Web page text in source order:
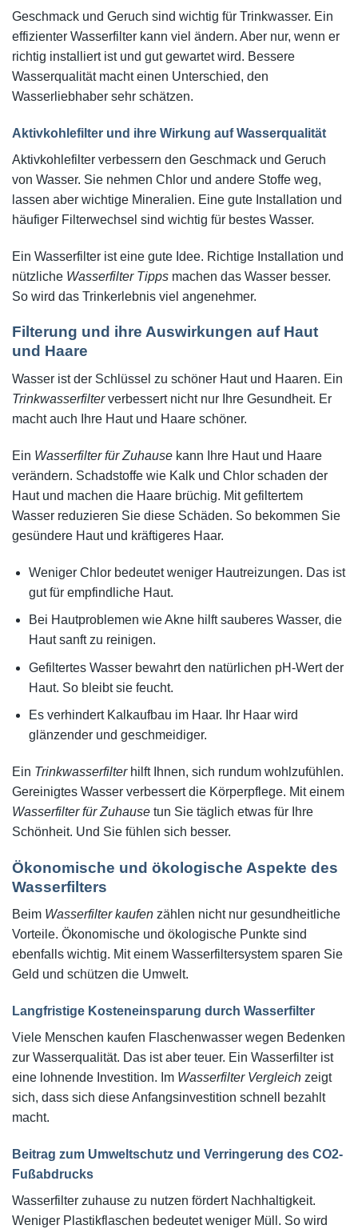
Geschmack und Geruch sind wichtig für Trinkwasser. Ein
effizienter Wasserfilter kann viel ändern. Aber nur, wenn er
richtig installiert ist und gut gewartet wird. Bessere
Wasserqualität macht einen Unterschied, den
Wasserliebhaber sehr schätzen.
Aktivkohlefilter und ihre Wirkung auf Wasserqualität
Aktivkohlefilter verbessern den Geschmack und Geruch
von Wasser. Sie nehmen Chlor und andere Stoffe weg,
lassen aber wichtige Mineralien. Eine gute Installation und
häufiger Filterwechsel sind wichtig für bestes Wasser.
Ein Wasserfilter ist eine gute Idee. Richtige Installation und
nützliche Wasserfilter Tipps machen das Wasser besser.
So wird das Trinkerlebnis viel angenehmer.
Filterung und ihre Auswirkungen auf Haut
und Haare
Wasser ist der Schlüssel zu schöner Haut und Haaren. Ein
Trinkwasserfilterverbessert nicht nur Ihre Gesundheit. Er
macht auch Ihre Haut und Haare schöner.
Ein Wasserfilter für Zuhause kann Ihre Haut und Haare
verändern. Schadstoffe wie Kalk und Chlor schaden der
Haut und machen die Haare brüchig. Mit gefiltertem
Wasser reduzieren Sie diese Schäden. So bekommen Sie
gesündere Haut und kräftigeres Haar.
Weniger Chlor bedeutet weniger Hautreizungen. Das ist
gut für empfindliche Haut.
Bei Hautproblemen wie Akne hilft sauberes Wasser, die
Haut sanft zu reinigen.
Gefiltertes Wasser bewahrt den natürlichen pH-Wert der
Haut. So bleibt sie feucht.
Es verhindert Kalkaufbau im Haar. Ihr Haar wird
glänzender und geschmeidiger.
Ein Trinkwasserfilterhilft Ihnen, sich rundum wohlzufühlen.
Gereinigtes Wasser verbessert die Körperpflege. Mit einem
Wasserfilter für Zuhause tun Sie täglich etwas für Ihre
Schönheit. Und Sie fühlen sich besser.
Ökonomische und ökologische Aspekte des
Wasserfilters
Beim Wasserfilter kaufen zählen nicht nur gesundheitliche
Vorteile. Ökonomische und ökologische Punkte sind
ebenfalls wichtig. Mit einem Wasserfiltersystem sparen Sie
Geld und schützen die Umwelt.
Langfristige Kosteneinsparung durch Wasserfilter
Viele Menschen kaufen Flaschenwasser wegen Bedenken
zur Wasserqualität. Das ist aber teuer. Ein Wasserfilter ist
eine lohnende Investition. Im Wasserfilter Vergleich zeigt
sich, dass sich diese Anfangsinvestition schnell bezahlt
macht.
Beitrag zum Umweltschutz und Verringerung des CO2-
Fußabdrucks
Wasserfilter zuhause zu nutzen fördert Nachhaltigkeit.
Weniger Plastikflaschen bedeutet weniger Müll. So wird